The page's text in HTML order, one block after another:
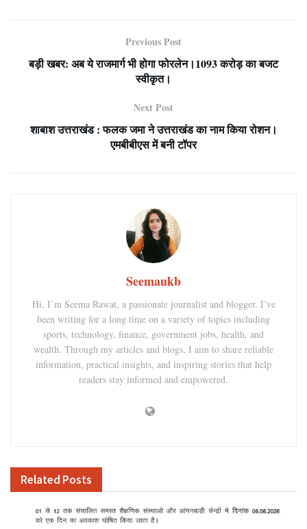
Previous Post
बड़ी खबर: अब ये राजमार्ग भी होगा फोरलेन।1093 करोड़ का बजट
स्वीकृत।
Next Post
शाबाश उत्तराखंड : फलक जमा ने उत्तराखंड का नाम किया रोशन।
एमबीबीएस में बनी टॉपर
Seemaukb
Hi, I’m Seema Rawat, a passionate journalist and blogger. I’ve
been writing for a long time on a variety of topics including
sports, technology, finance, government jobs, health, and
wealth. Through my articles and blogs, I aim to share reliable
information, practical insights, and inspiring stories that help
readers stay informed and empowered.
Related Posts